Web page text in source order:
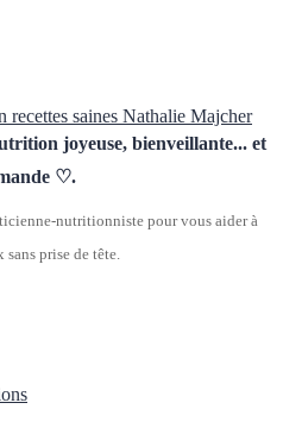
joyeuse, bienveillante... et
♡.
nutritionniste pour vous aider à
prise de tête.